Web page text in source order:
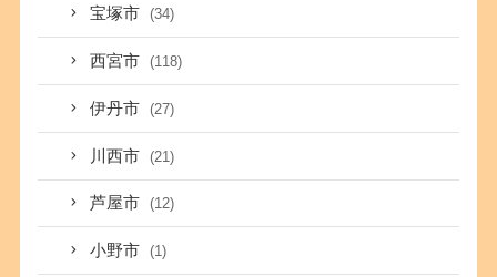
宝塚市 (34)
西宮市 (118)
伊丹市 (27)
川西市 (21)
芦屋市 (12)
小野市 (1)